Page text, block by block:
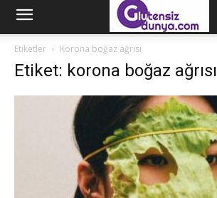
Etiketler Korona boğaz ağrısı
Etiket: korona boğaz ağrısı